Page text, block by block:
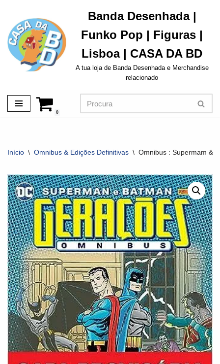
Avançar
para
o
conteúdo
Banda Desenhada |
Funko Pop | Figuras |
Lisboa | CASA DA BD
A tua loja de Banda Desenhada e Merchandise
relacionado
0
Início \ Omnibus & Edições Definitivas \ Omnibus : Supermam &